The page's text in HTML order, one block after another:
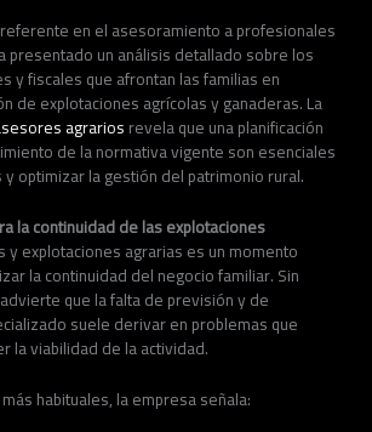
en el asesoramiento a profesionales
presentado un análisis detallado sobre los
y fiscales que afrontan las familias en
de explotaciones agrícolas y ganaderas. La
agrariosrevela que una planificación
de la normativa vigente son esenciales
optimizar la gestión del patrimonio rural.
la continuidad de las explotaciones
y explotaciones agrarias es un momento
la continuidad del negocio familiar. Sin
que la falta de previsión y de
suele derivar en problemas que
la viabilidad de la actividad.
habituales, la empresa señala: